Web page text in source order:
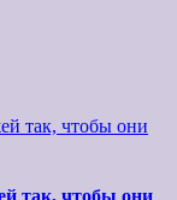
так, чтобы они